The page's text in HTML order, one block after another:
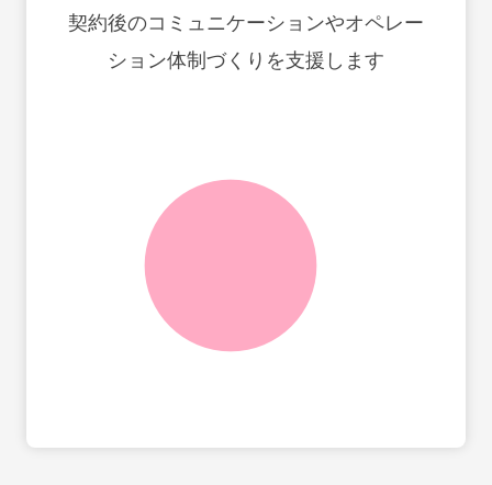
契約後のコミュニケーションやオペレー
ション体制づくりを支援します